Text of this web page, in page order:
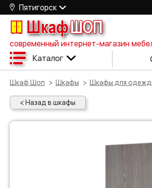
Пятигорск
ШкафШОП
современный интернет-магазин
Каталог
Шкаф Шоп Шкафы Шкафы для
< Назад в шкафы